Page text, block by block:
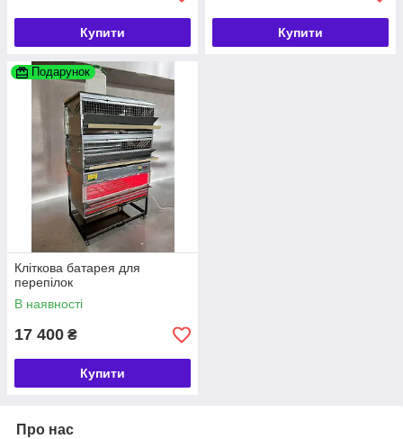
Купити Купити
Подарунок
Кліткова батарея для
перепілок
В наявності
17 400 ₴
Купити
Про нас